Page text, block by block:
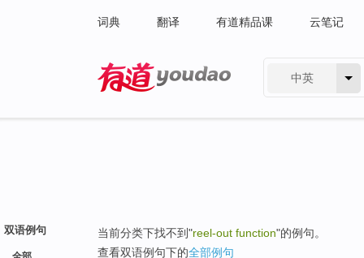
词典 翻译 有道精品课 云笔记
中英
双语例句 当前分类下找不到"reel-out function"的例句。
查看双语例句下的全部例句